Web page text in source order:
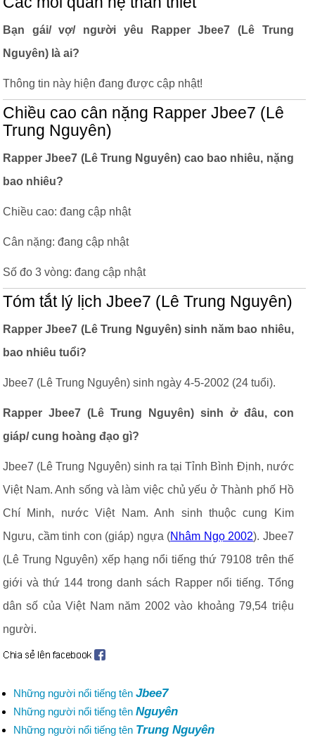
Bạn gái/ vợ/ người yêu Rapper Jbee7 (Lê Trung
Nguyên) là ai?
Thông tin này hiện đang được cập nhật!
Chiều cao cân nặng Rapper Jbee7 (Lê
Trung Nguyên)
Rapper Jbee7 (Lê Trung Nguyên) cao bao nhiêu, nặng
bao nhiêu?
Chiều cao: đang cập nhật
Cân nặng: đang cập nhật
Số đo 3 vòng: đang cập nhật
Tóm tắt lý lịch Jbee7 (Lê Trung Nguyên)
Rapper Jbee7 (Lê Trung Nguyên) sinh năm bao nhiêu,
bao nhiêu tuổi?
Jbee7 (Lê Trung Nguyên) sinh ngày 4-5-2002 (24 tuổi).
Rapper Jbee7 (Lê Trung Nguyên) sinh ở đâu, con
giáp/ cung hoàng đạo gì?
Jbee7 (Lê Trung Nguyên) sinh ra tại Tỉnh Bình Định, nước
Việt Nam. Anh sống và làm việc chủ yếu ở Thành phố Hồ
Chí Minh, nước Việt Nam. Anh sinh thuộc cung Kim
Ngưu, cầm tinh con (giáp) ngựa (Nhâm Ngọ 2002). Jbee7
(Lê Trung Nguyên) xếp hạng nổi tiếng thứ 79108 trên thế
giới và thứ 144 trong danh sách Rapper nổi tiếng. Tổng
dân số của Việt Nam năm 2002 vào khoảng 79,54 triệu
người.
Những người nổi tiếng tên Jbee7
Những người nổi tiếng tên Nguyên
Những người nổi tiếng tên Trung Nguyên